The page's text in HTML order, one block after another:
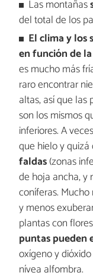
Las montañas
del total de los
El clima y los
en función de
es mucho más
raro encontrar
altas, así que
son los mismos
inferiores. A
que hielo y
faldas(zonas
de hoja ancha, y
coníferas.
y menos
plantas con
puntas pueden
oxígeno y
nívea alfombra.